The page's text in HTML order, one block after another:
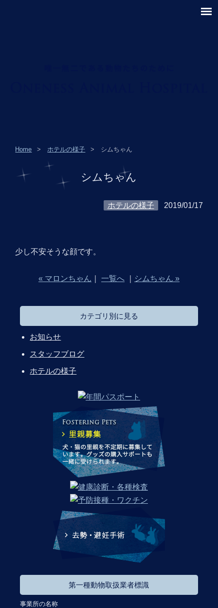
Home ホテルの様子 シムちゃん
シムちゃん
ホテルの様子 2019/01/17
少し不安そうな顔です。
« マロンちゃん 一覧へ シムちゃん »
カテゴリ別に見る
お知らせ
スタッフブログ
ホテルの様子
第一種動物取扱業者標識
事業所の名称